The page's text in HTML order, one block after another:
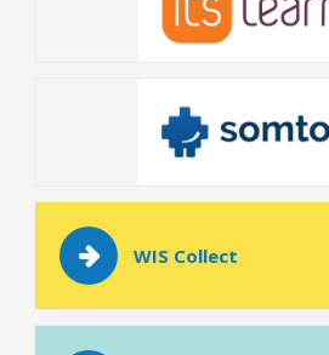
WIS Collect